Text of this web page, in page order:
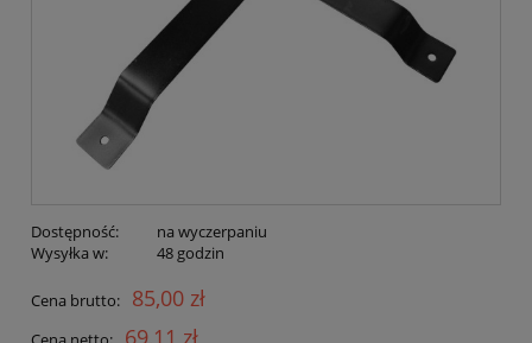
Dostępność:
na wyczerpaniu
Wysyłka w:
48 godzin
Cena brutto: 85,00 zł